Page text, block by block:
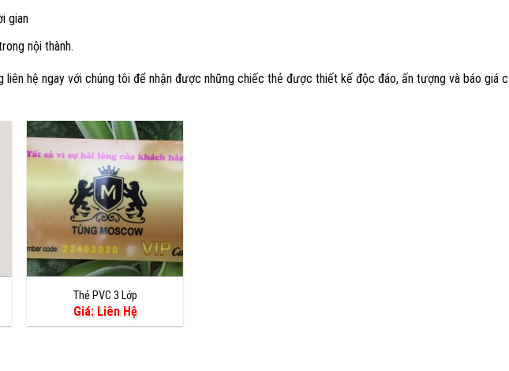
gian
nội thành.
liên hệ ngay với chúng tôi để nhận được những chiếc thẻ được thiết kế độc đáo, ấn tượng và báo giá
Thẻ PVC 3 Lớp
Giá: Liên Hệ